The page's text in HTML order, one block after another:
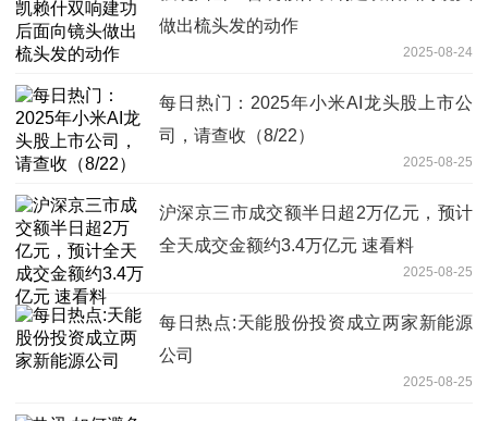
做出梳头发的动作
2025-08-24
每日热门：2025年小米AI龙头股上市公
司，请查收（8/22）
2025-08-25
沪深京三市成交额半日超2万亿元，预计
全天成交金额约3.4万亿元 速看料
2025-08-25
每日热点:天能股份投资成立两家新能源
公司
2025-08-25